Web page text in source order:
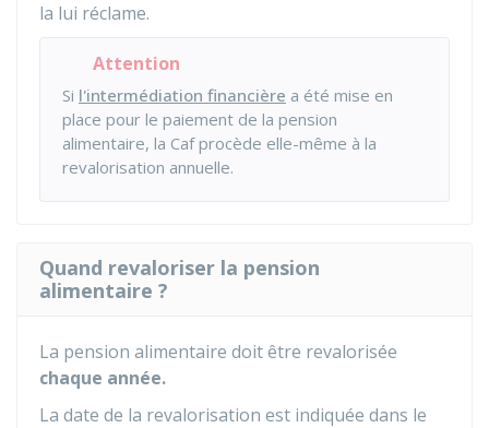
la lui réclame.
Attention
Si l'intermédiation financière a été mise en
place pour le paiement de la pension
alimentaire, la Cafprocède elle-même à la
revalorisation annuelle.
Quand revaloriser la pension
alimentaire ?
La pension alimentaire doit être revalorisée
chaque année.
La date de la revalorisation est indiquée dans le